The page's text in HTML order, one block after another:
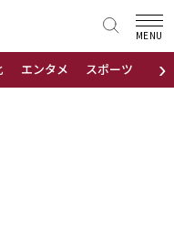
›
エンタメ スポーツ 地域
MENU